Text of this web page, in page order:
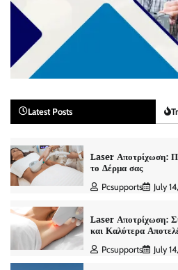
Latest Posts
Laser Αποτρίχωση:
το Δέρμα σας
Pcsupports July
Laser Αποτρίχωση:
και Καλύτερα
Pcsupports July